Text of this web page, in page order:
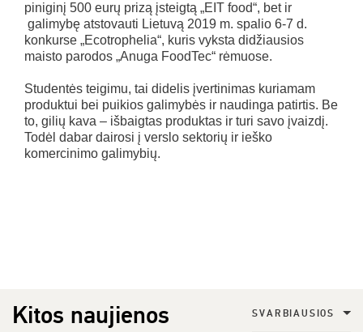
piniginį 500 eurų prizą įsteigtą „EIT food“, bet ir
galimybę atstovauti Lietuvą 2019 m. spalio 6-7 d.
konkurse „Ecotrophelia“, kuris vyksta didžiausios
maisto parodos „Anuga FoodTec“ rėmuose.
Studentės teigimu, tai didelis įvertinimas kuriamam
produktui bei puikios galimybės ir naudinga patirtis. Be
to, gilių kava – išbaigtas produktas ir turi savo įvaizdį.
Todėl dabar dairosi į verslo sektorių ir ieško
komercinimo galimybių.
Kitos naujienos SVARBIAUSIOS